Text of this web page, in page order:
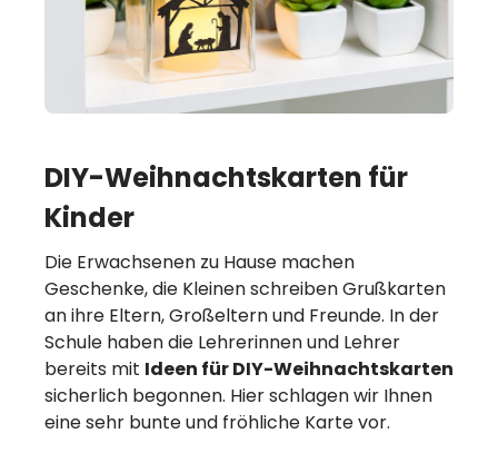
DIY-Weihnachtskarten für
Kinder
Die Erwachsenen zu Hause machen
Geschenke, die Kleinen schreiben Grußkarten
an ihre Eltern, Großeltern und Freunde. In der
Schule haben die Lehrerinnen und Lehrer
bereits mit Ideen für DIY-Weihnachtskarten
sicherlich begonnen. Hier schlagen wir Ihnen
eine sehr bunte und fröhliche Karte vor.